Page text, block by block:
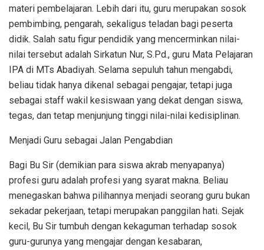
materi pembelajaran. Lebih dari itu, guru merupakan sosok
pembimbing, pengarah, sekaligus teladan bagi peserta
didik. Salah satu figur pendidik yang mencerminkan nilai-
nilai tersebut adalah Sirkatun Nur, S.Pd., guru Mata Pelajaran
IPA di MTs Abadiyah. Selama sepuluh tahun mengabdi,
beliau tidak hanya dikenal sebagai pengajar, tetapi juga
sebagai staff wakil kesiswaan yang dekat dengan siswa,
tegas, dan tetap menjunjung tinggi nilai-nilai kedisiplinan.
Menjadi Guru sebagai Jalan Pengabdian
Bagi Bu Sir (demikian para siswa akrab menyapanya)
profesi guru adalah profesi yang syarat makna. Beliau
menegaskan bahwa pilihannya menjadi seorang guru bukan
sekadar pekerjaan, tetapi merupakan panggilan hati. Sejak
kecil, Bu Sir tumbuh dengan kekaguman terhadap sosok
guru-gurunya yang mengajar dengan kesabaran,